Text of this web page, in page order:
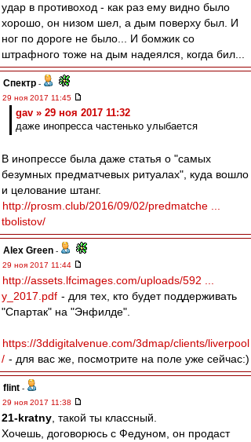
удар в противоход - как раз ему видно было
хорошо, он низом шел, а дым поверху был. И
ног по дороге не было... И бомжик со
штрафного тоже на дым надеялся, когда бил...
Спектр -
29 ноя 2017 11:45
gav » 29 ноя 2017 11:32
даже инопресса частенько улыбается
В инопрессе была даже статья о "самых
безумных предматчевых ритуалах", куда вошло
и целование штанг.
http://prosm.club/2016/09/02/predmatche ...
tbolistov/
Alex Green -
29 ноя 2017 11:44
http://assets.lfcimages.com/uploads/592 ...
y_2017.pdf - для тех, кто будет поддерживать
"Спартак" на "Энфилде".
https://3ddigitalvenue.com/3dmap/clients/liverpool
/ - для вас же, посмотрите на поле уже сейчас:)
flint -
29 ноя 2017 11:38
21-kratny , такой ты классный.
Хочешь, договорюсь с Федуном, он продаст